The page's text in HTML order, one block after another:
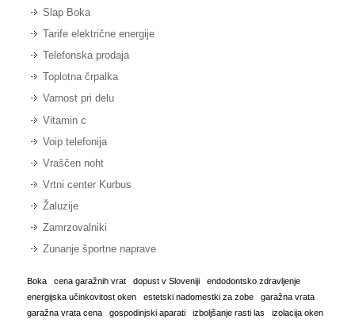
Slap Boka
Tarife električne energije
Telefonska prodaja
Toplotna črpalka
Varnost pri delu
Vitamin c
Voip telefonija
Vraščen noht
Vrtni center Kurbus
Žaluzije
Zamrzovalniki
Zunanje športne naprave
Boka cena garažnih vrat dopust v Sloveniji
endodontsko zdravljenje
energijska učinkovitost oken
estetski nadomestki za zobe
garažna vrata
garažna vrata cena
gospodinjski aparati izboljšanje rasti las
izolacija oken